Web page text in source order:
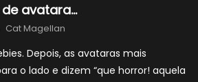
avatara…
Author
Cat Magellan
Depois, as avataras mais
o lado e dizem “que horror! aquela